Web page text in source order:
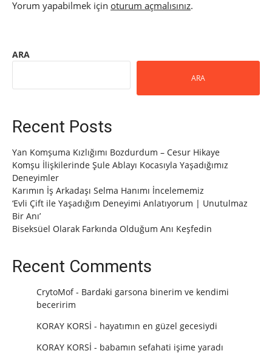
Yorum yapabilmek için oturum açmalısınız.
ARA
ARA
Recent Posts
Yan Komşuma Kızlığımı Bozdurdum – Cesur Hikaye
Komşu İlişkilerinde Şule Ablayı Kocasıyla Yaşadığımız
Deneyimler
Karımın İş Arkadaşı Selma Hanımı İncelememiz
‘Evli Çift ile Yaşadığım Deneyimi Anlatıyorum | Unutulmaz
Bir Anı’
Biseksüel Olarak Farkında Olduğum Anı Keşfedin
Recent Comments
CrytoMof- Bardaki garsona binerim ve kendimi
beceririm
KORAY KORSİ - hayatımın en güzel gecesiydi
KORAY KORSİ - babamın sefahati işime yaradı